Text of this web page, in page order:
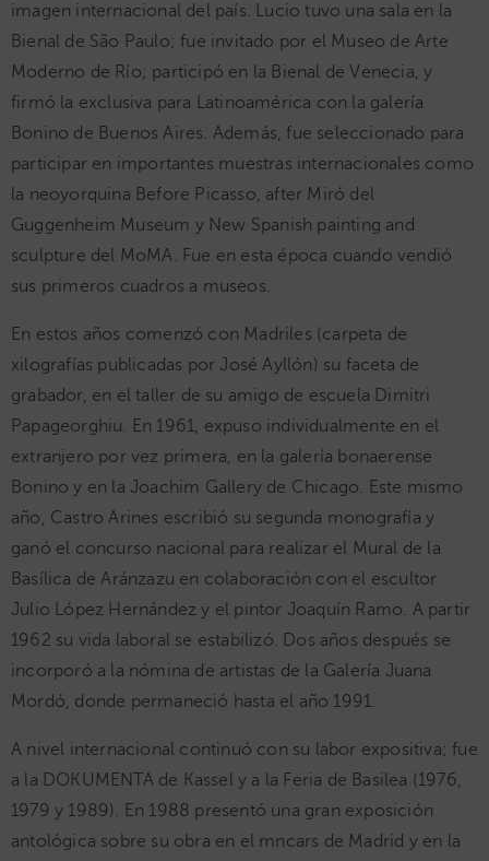
imagen internacional del país. Lucio tuvo una sala en la
Bienal de São Paulo; fue invitado por el Museo de Arte
Moderno de Río; participó en la Bienal de Venecia, y
firmó la exclusiva para Latinoamérica con la galería
Bonino de Buenos Aires. Además, fue seleccionado para
participar en importantes muestras internacionales como
la neoyorquina Before Picasso, after Miró del
Guggenheim Museum y New Spanish painting and
sculpture del MoMA. Fue en esta época cuando vendió
sus primeros cuadros a museos.
En estos años comenzó con Madriles (carpeta de
xilografías publicadas por José Ayllón) su faceta de
grabador, en el taller de su amigo de escuela Dimitri
Papageorghiu. En 1961, expuso individualmente en el
extranjero por vez primera, en la galería bonaerense
Bonino y en la Joachim Gallery de Chicago. Este mismo
año, Castro Arines escribió su segunda monografía y
ganó el concurso nacional para realizar el Mural de la
Basílica de Aránzazu en colaboración con el escultor
Julio López Hernández y el pintor Joaquín Ramo. A partir
1962 su vida laboral se estabilizó. Dos años después se
incorporó a la nómina de artistas de la Galería Juana
Mordó, donde permaneció hasta el año 1991.
A nivel internacional continuó con su labor expositiva; fue
a la DOKUMENTA de Kassel y a la Feria de Basilea (1976,
1979 y 1989). En 1988 presentó una gran exposición
antológica sobre su obra en el mncars de Madrid y en la